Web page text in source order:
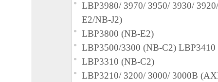
４．著作権表示
お客様は、「本ソフトウェア」に含まれる
キヤノンのライセンサーの著作権表示を変
しくは削除してはなりません。
５．保証の否認・免責
LBP3980/ 3970/ 3950/ 3930/
E2/NB-J2)
LBP3800 (NB-E2)
LBP3500/3300 (NB-C2) LBP3410
LBP3310 (NB-C2)
LBP3210/ 3200/ 3000/ 3000B